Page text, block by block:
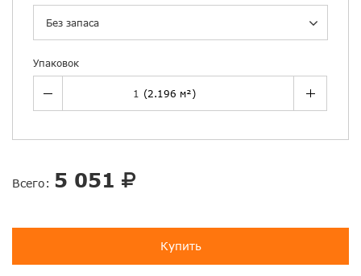
Без запаса
Упаковок
Всего: 5 051
Купить